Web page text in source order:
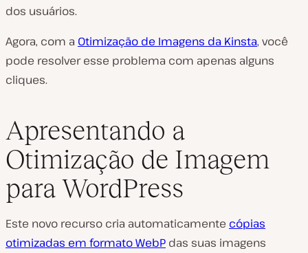
dos usuários.
Agora, com a Otimização de Imagens da Kinsta, você
pode resolver esse problema com apenas alguns
cliques.
Apresentando a
Otimização de Imagem
para WordPress
Este novo recurso cria automaticamente cópias
otimizadas em formato WebP das suas imagens